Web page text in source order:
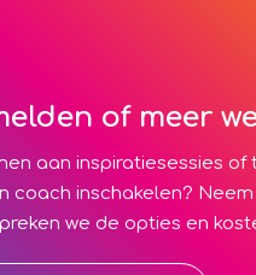
of meer
aan inspiratiesessies of
coach inschakelen?
we de opties en